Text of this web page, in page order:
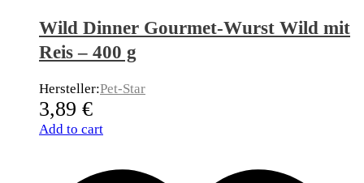
Wild Dinner Gourmet-Wurst Wild mit
Reis – 400 g
Hersteller:Pet-Star
3,89 €
Add to cart